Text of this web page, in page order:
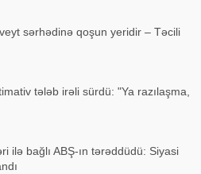
sərhədinə qoşun yeridir – Təcili
tələb irəli sürdü: "Ya razılaşma,
ilə bağlı ABŞ-ın tərəddüdü: Siyasi